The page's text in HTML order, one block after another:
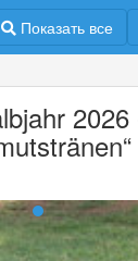
Показать все